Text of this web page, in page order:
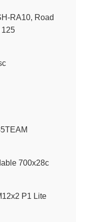
RA10, Road
125
700x28c
P1 Lite